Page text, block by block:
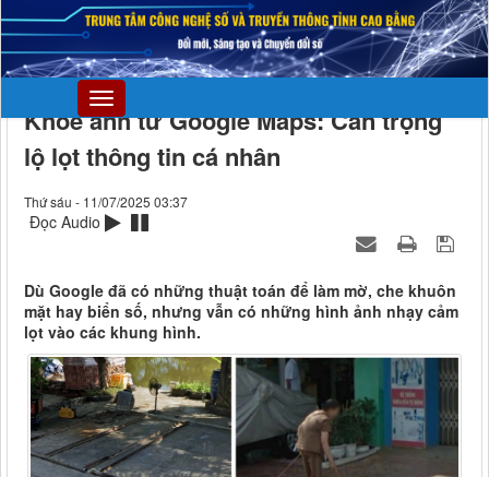
Khoe ảnh từ Google Maps: Cẩn trọng
lộ lọt thông tin cá nhân
Thứ sáu - 11/07/2025 03:37
Đọc Audio
Dù Google đã có những thuật toán để làm mờ, che khuôn
mặt hay biển số, nhưng vẫn có những hình ảnh nhạy cảm
lọt vào các khung hình.